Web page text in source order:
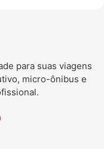
para suas viagens
micro-ônibus e